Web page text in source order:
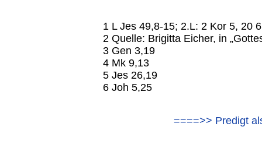
1 L Jes 49,8-15; 2.L: 2 Kor 5, 20
2 Quelle: Brigitta Eicher, in
3 Gen 3,19
4 Mk 9,13
5 Jes 26,19
6 Joh 5,25
====>> Predigt